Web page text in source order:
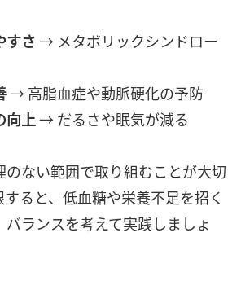
すさ→ メタボリックシンドロー
→ 高脂血症や動脈硬化の予防
向上→ だるさや眠気が減る
ない範囲で取り組むことが大切
ると、低血糖や栄養不足を招く
バランスを考えて実践しましょ